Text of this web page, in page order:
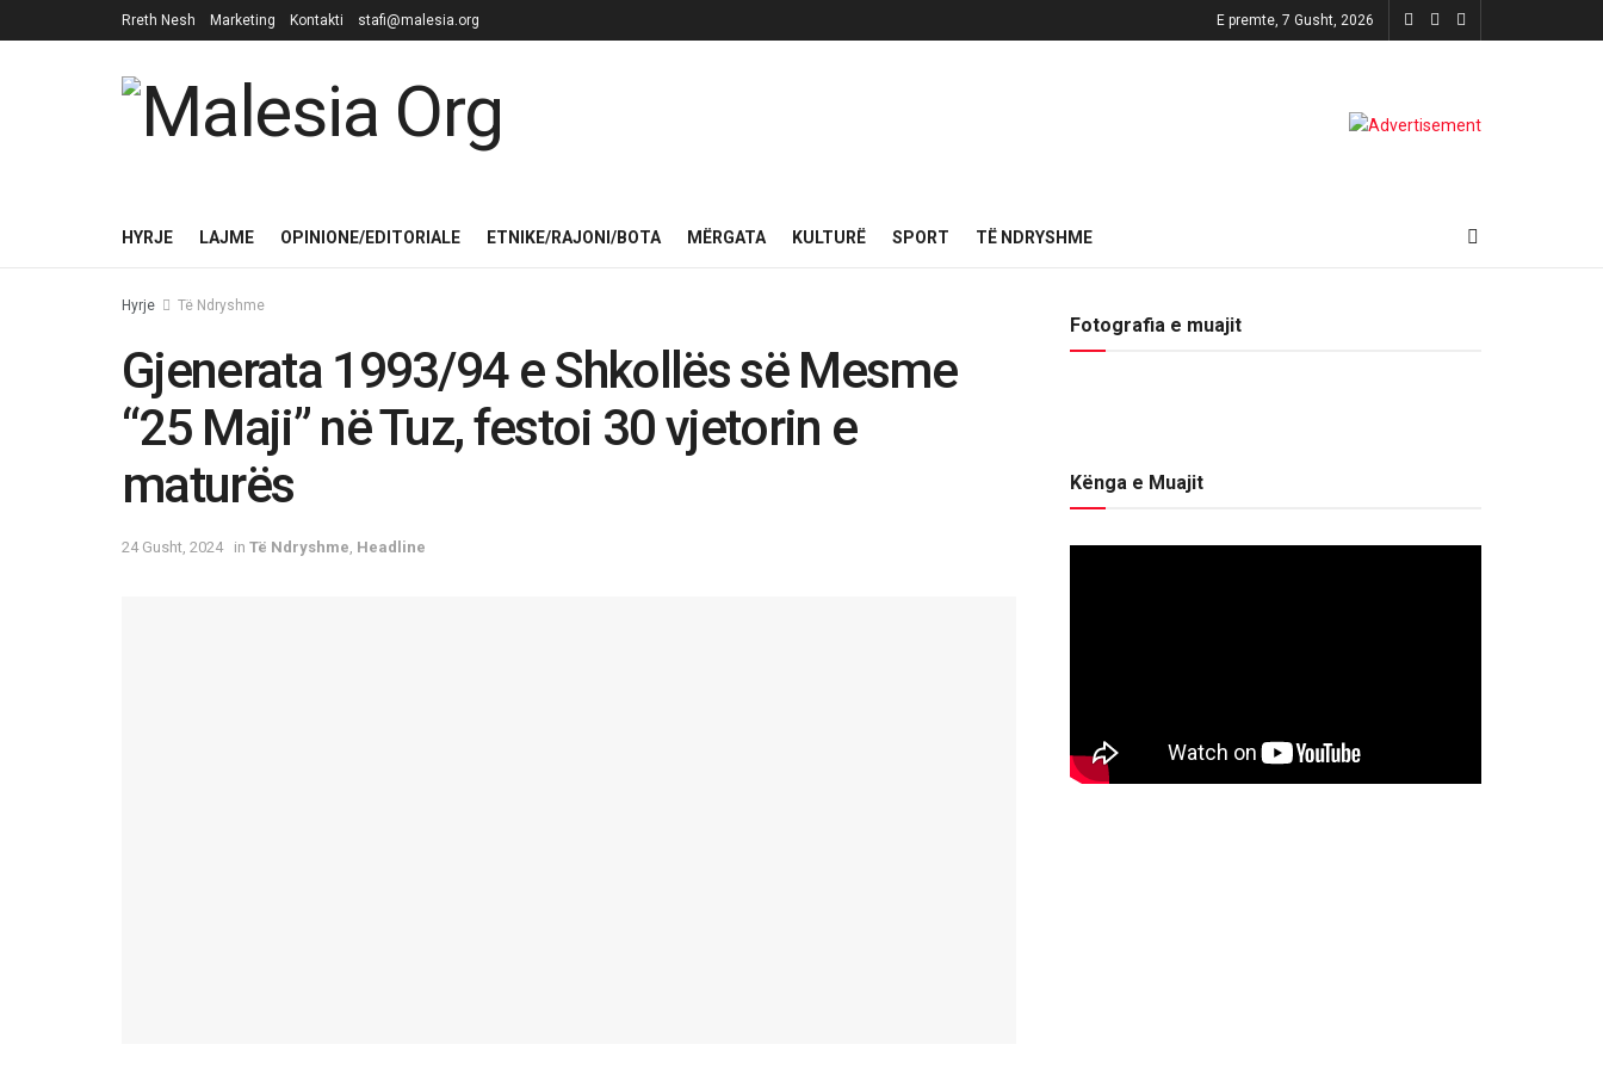
Rreth Nesh Marketing Kontakti stafi@malesia.org E premte, 7 Gusht, 2026
HYRJE LAJME OPINIONE/EDITORIALE ETNIKE/RAJONI/BOTA MËRGATA KULTURË SPORT TË NDRYSHME
Hyrje Të Ndryshme
Gjenerata 1993/94 e Shkollës së Mesme
“25 Maji” në Tuz, festoi 30 vjetorin e
maturës
24 Gusht, 2024 in Të Ndryshme Headline
Fotografia e muajit
Kënga e Muajit